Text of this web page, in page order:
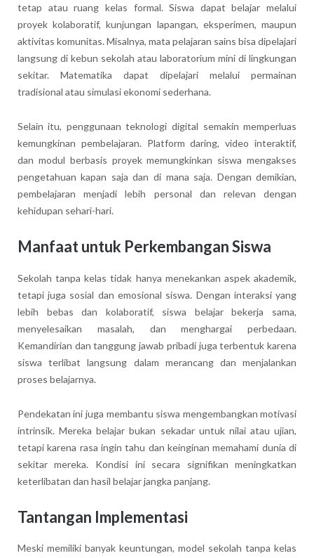
tetap atau ruang kelas formal. Siswa dapat belajar melalui
proyek kolaboratif, kunjungan lapangan, eksperimen, maupun
aktivitas komunitas. Misalnya, mata pelajaran sains bisa dipelajari
langsung di kebun sekolah atau laboratorium mini di lingkungan
sekitar. Matematika dapat dipelajari melalui permainan
tradisional atau simulasi ekonomi sederhana.
Selain itu, penggunaan teknologi digital semakin memperluas
kemungkinan pembelajaran. Platform daring, video interaktif,
dan modul berbasis proyek memungkinkan siswa mengakses
pengetahuan kapan saja dan di mana saja. Dengan demikian,
pembelajaran menjadi lebih personal dan relevan dengan
kehidupan sehari-hari.
Manfaat untuk Perkembangan Siswa
Sekolah tanpa kelas tidak hanya menekankan aspek akademik,
tetapi juga sosial dan emosional siswa. Dengan interaksi yang
lebih bebas dan kolaboratif, siswa belajar bekerja sama,
menyelesaikan masalah, dan menghargai perbedaan.
Kemandirian dan tanggung jawab pribadi juga terbentuk karena
siswa terlibat langsung dalam merancang dan menjalankan
proses belajarnya.
Pendekatan ini juga membantu siswa mengembangkan motivasi
intrinsik. Mereka belajar bukan sekadar untuk nilai atau ujian,
tetapi karena rasa ingin tahu dan keinginan memahami dunia di
sekitar mereka. Kondisi ini secara signifikan meningkatkan
keterlibatan dan hasil belajar jangka panjang.
Tantangan Implementasi
Meski memiliki banyak keuntungan, model sekolah tanpa kelas